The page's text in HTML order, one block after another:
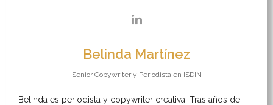
Belinda Martínez
Senior Copywriter y Periodista en ISDIN
Belinda es periodista y copywriter creativa. Tras años de